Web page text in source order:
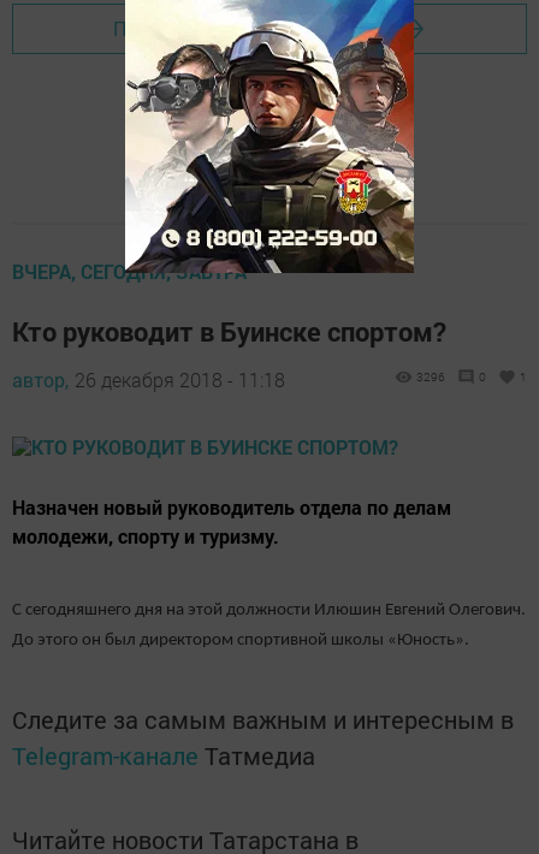
Перейти на страницу новости
ВЧЕРА, СЕГОДНЯ, ЗАВТРА
Кто руководит в Буинске спортом?
автор, 26 декабря 2018 - 11:18 3296 0 1
Назначен новый руководитель отдела по делам
молодежи, спорту и туризму.
С сегодняшнего дня на этой должности Илюшин Евгений Олегович.
До этого он был директором спортивной школы «Юность».
Следите за самым важным и интересным в
Telegram-канале Татмедиа
Читайте новости Татарстана в